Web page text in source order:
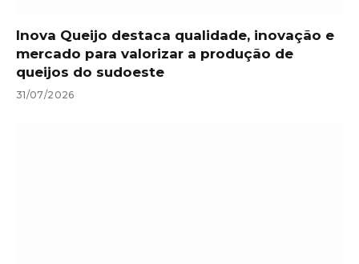
Inova Queijo destaca qualidade, inovação e
mercado para valorizar a produção de
queijos do sudoeste
31/07/2026